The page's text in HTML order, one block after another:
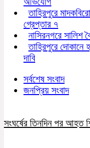
তাহিরপুরে
গ্রেপ্তার ৭
নাসিরনগরে সালিশ
তাহিরপুরে দোকানে
দাবি
সর্বশেষ সংবাদ
জনপ্রিয় সংবাদ
সংঘর্ষের তিনদিন পর আহত